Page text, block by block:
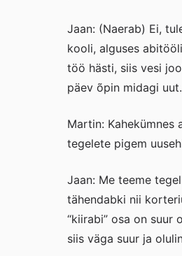
Jaan: (Naerab) Ei,
kooli, alguses
töö hästi, siis vesi
päev õpin midagi uut.
Martin: Kahekümnes
tegelete pigem
Jaan: Me teeme
tähendabki nii
“kiirabi” osa on suur
siis väga suur ja